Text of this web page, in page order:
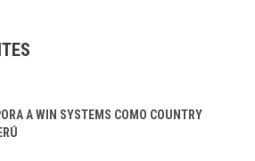
A WIN SYSTEMS COMO COUNTRY